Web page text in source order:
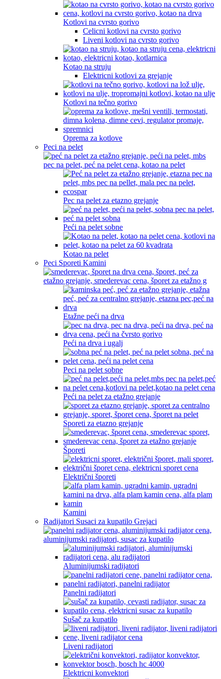
Kotlovi na cvrsto gorivo
Celicni kotlovi na cvrsto gorivo
Liveni kotlovi na cvrsto gorivo
Kotao na struju
Elektricni kotlovi za grejanje
Kotlovi na tečno gorivo
Oprema za kotlove
Peci na pelet
Pec na pelet za etazno grejanje
Peći na pelet sobne
Kotao na pelet
Peci Sporeti Kamini
Etažne peći na drva
Peći na drva i ugalj
Peci na pelet sobne
Peći na pelet za etažno grejanje
Sporeti za etazno grejanje
Šporeti
Električni šporeti
Kamini
Radijatori Susaci za kupatilo Grejaci
Aluminijumski radijatori
Panelni radijatori
Sušač za kupatilo
Liveni radijatori
Elektricni konvektori